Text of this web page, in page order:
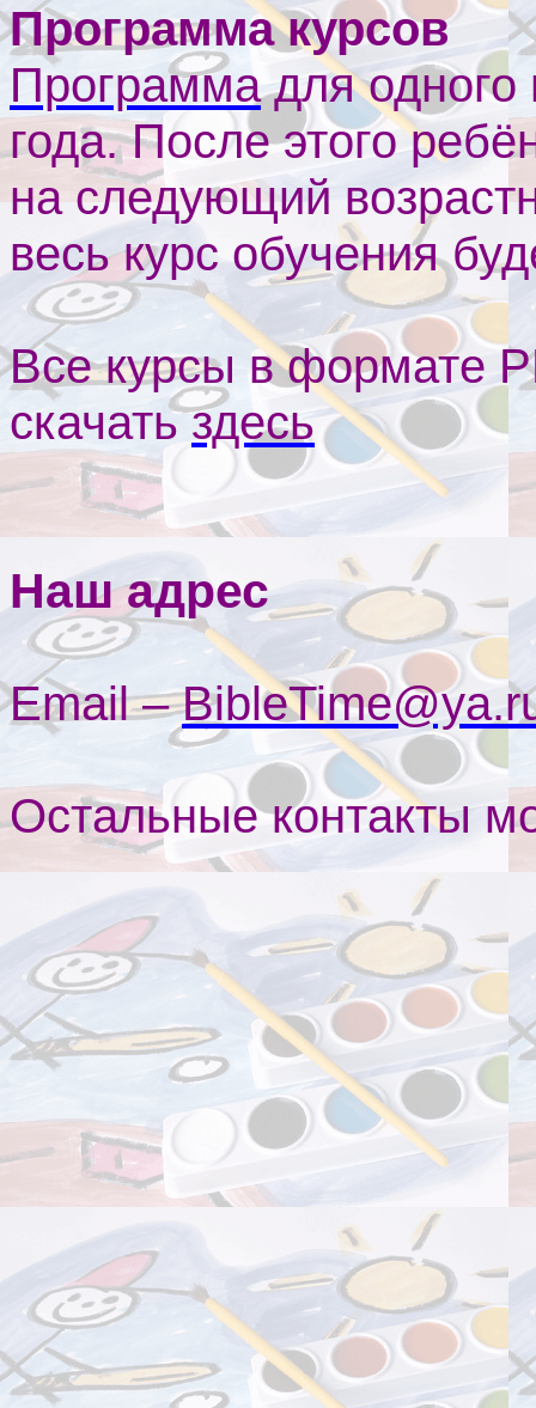
Программа курсов
Программадля одного
года. После этого
на следующий
весь курс обучения
Все курсы в формате
скачатьздесь
Наш адрес
Email –
Остальные контакты